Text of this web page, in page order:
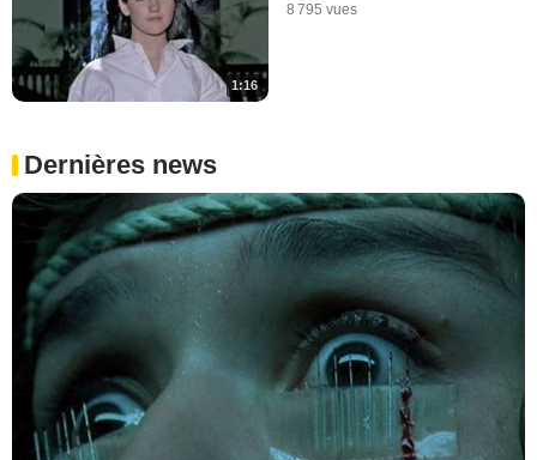
1:16
8 795 vues
Dernières news